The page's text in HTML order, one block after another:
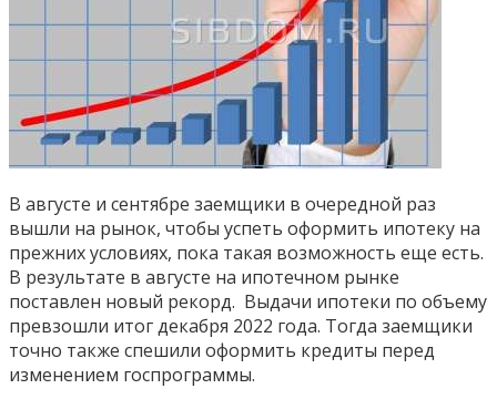
В августе и сентябре заемщики в очередной раз
вышли на рынок, чтобы успеть оформить ипотеку на
прежних условиях, пока такая возможность еще есть.
В результате в августе на ипотечном рынке
поставлен новый рекорд. Выдачи ипотеки по объему
превзошли итог декабря 2022 года. Тогда заемщики
точно также спешили оформить кредиты перед
изменением госпрограммы.